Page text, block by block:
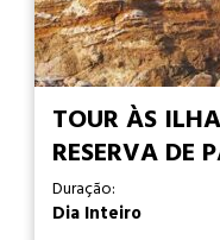
TOUR ÀS
RESERVA DE
Duração:
Dia Inteiro